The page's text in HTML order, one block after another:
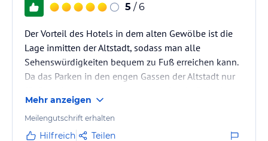
5 / 6
Der Vorteil des Hotels in dem alten Gewölbe ist die
Lage inmitten der Altstadt, sodass man alle
Sehenswürdigkeiten bequem zu Fuß erreichen kann.
Da das Parken in den engen Gassen der Altstadt nur
das Hotel einen eingezäunten Parkplatz 100m weiter
betreibt, dessen Tor man mit einem Schlüssel per
Funk öffnen kann. Die Kosten von 8 € pro Tag lohnen
Mehr anzeigen
Meilengutschrift erhalten
Hilfreich Teilen